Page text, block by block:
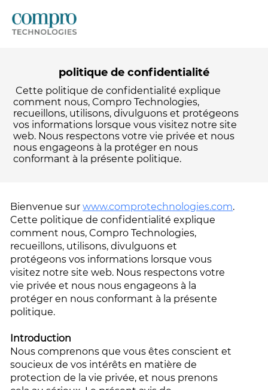
Bienvenue surwww.comprotechnologies.com.
Cette politique de confidentialité explique
comment nous, Compro Technologies,
recueillons, utilisons, divulguons et
protégeons vos informations lorsque vous
visitez notre site web. Nous respectons votre
vie privée et nous nous engageons à la
protéger en nous conformant à la présente
politique.
Introduction
Nous comprenons que vous êtes conscient et
soucieux de vos intérêts en matière de
protection de la vie privée, et nous prenons
politique de confidentialité
Cette politique de confidentialité explique
comment nous, Compro Technologies,
recueillons, utilisons, divulguons et protégeons
vos informations lorsque vous visitez notre site
web. Nous respectons votre vie privée et nous
nous engageons à la protéger en nous
conformant à la présente politique.